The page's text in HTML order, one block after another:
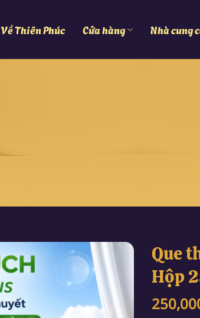
Về Thiên Phúc Cửa hàng Nhà cung
Que
Hộp